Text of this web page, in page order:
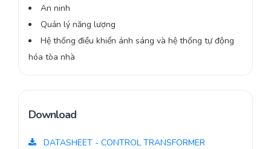
An ninh
Quản lý năng lượng
Hệ thống điều khiển ánh sáng và hệ thống tự động
hóa tòa nhà
Download
DATASHEET - CONTROL TRANSFORMER